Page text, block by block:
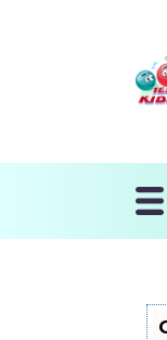
МЕСЯЦ
УЧИТСЯ
ПОСЛЕ
К
ШКОЛА